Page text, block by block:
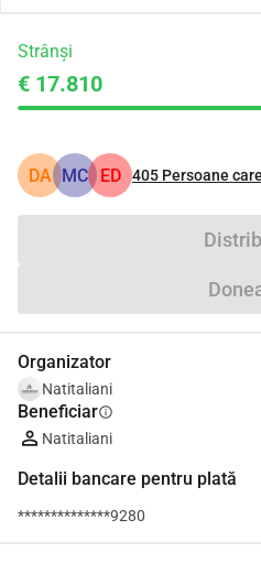
Strânși
€ 17.810
DA MC ED 405 Persoane
Organizator
Natitaliani
Beneficiarinfo
Natitaliani
Detalii bancare pentru plată
**************9280